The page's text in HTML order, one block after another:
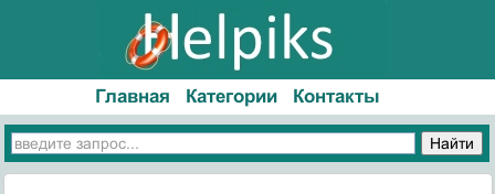
Главная Категории Контакты